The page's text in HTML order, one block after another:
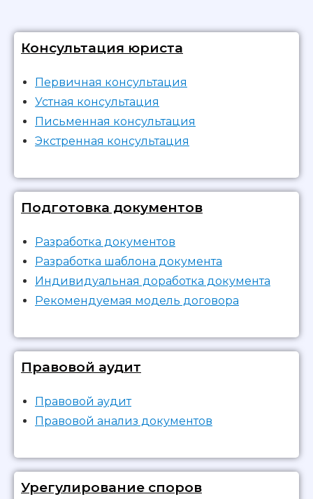
Консультация юриста
Первичная консультация
Устная консультация
Письменная консультация
Экстренная консультация
Подготовка документов
Разработка документов
Разработка шаблона документа
Индивидуальная доработка документа
Рекомендуемая модель договора
Правовой аудит
Правовой аудит
Правовой анализ документов
Урегулирование споров